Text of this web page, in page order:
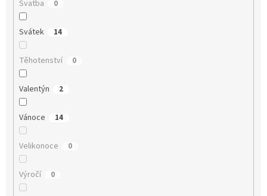
Svatba 0
Svátek 14
Těhotenství 0
Valentýn 2
Vánoce 14
Velikonoce 0
Výročí 0